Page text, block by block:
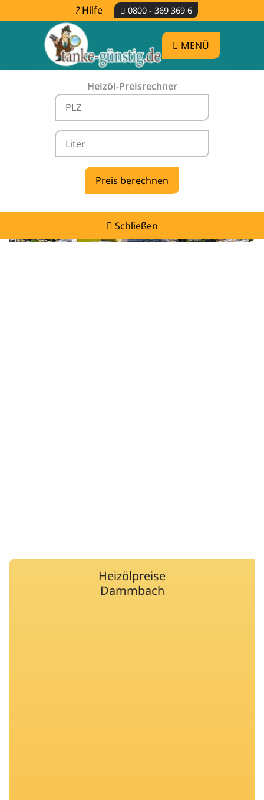
Hilfe 0800 - 369 369 6
MENÜ
Heizöl-Preisrechner
Schließen
Heizölpreise Dammbach -
vergleichen & günstig tanken
Heizölpreise
Dammbach